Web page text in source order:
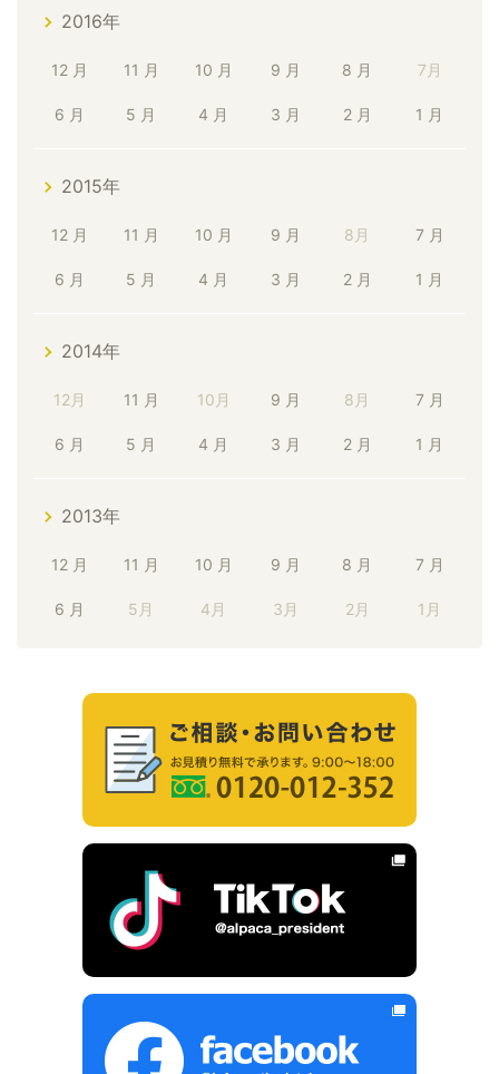
2016年
12 月 11 月 10 月 9 月 8 月 7月
6 月 5 月 4 月 3 月 2 月 1 月
2015年
12 月 11 月 10 月 9 月 8月 7 月
6 月 5 月 4 月 3 月 2 月 1 月
2014年
12月 11 月 10月 9 月 8月 7 月
6 月 5 月 4 月 3 月 2 月 1 月
2013年
12 月 11 月 10 月 9 月 8 月 7 月
6 月 5月 4月 3月 2月 1月